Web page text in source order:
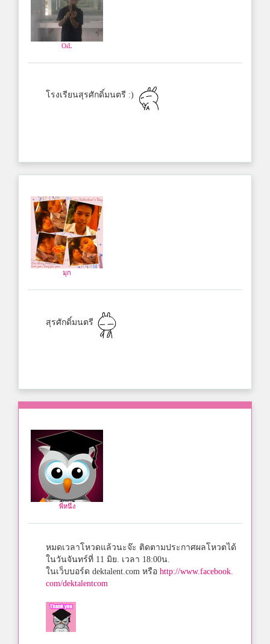
OiL
โรงเรียนสุรศักดิ์มนตรี :)
มุก
สุรศักดิ์มนตรี
พี่หนึ่ง
หมดเวลาโหวดแล้วนะจ๊ะ ติดตามประกาศผลโหวตได้
ในวันจันทร์ที่ 11 มิย. เวลา 18:00น.
ในเว็บบอร์ด dektalent.com หรือ http://www.facebook.
com/dektalentcom